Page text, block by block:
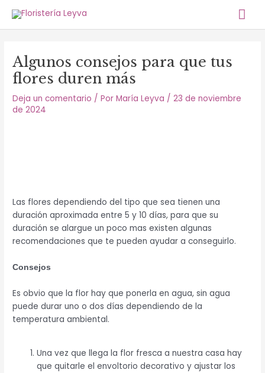
contenido
Algunos consejos para que tus
flores duren más
Deja un comentario / PorMaría Leyva /23 de noviembre
de 2024
Las flores dependiendo del tipo que sea tienen una
duración aproximada entre 5 y 10 días, para que su
duración se alargue un poco mas existen algunas
recomendaciones que te pueden ayudar a conseguirlo.
Consejos
Es obvio que la flor hay que ponerla en agua, sin agua
puede durar uno o dos días dependiendo de la
temperatura ambiental.
Una vez que llega la flor fresca a nuestra casa hay
que quitarle el envoltorio decorativo y ajustar los